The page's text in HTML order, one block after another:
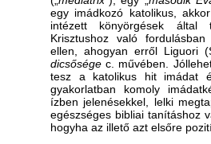
egy imádkozó katolikus,
intézett könyörgések
Krisztushoz való
ellen, ahogyan erről Liguori
dicsősége c. művében.
tesz a katolikus hit imádat
gyakorlatban komoly
ízben jelenésekkel, lelki
egészséges bibliai tanításhoz
hogyha az illető azt elsőre